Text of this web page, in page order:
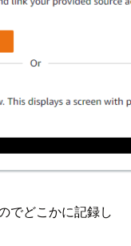
でどこかに記録し